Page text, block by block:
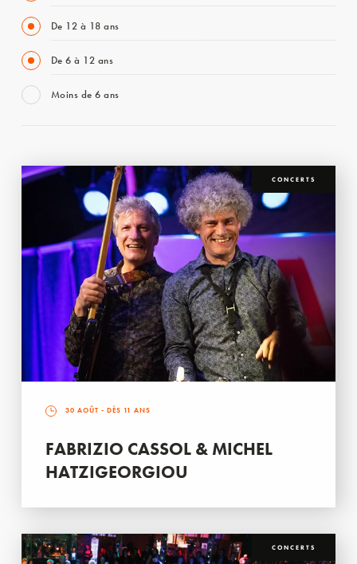
De 12 à 18 ans
De 6 à 12 ans
Moins de 6 ans
CONCERTS
30 AOÛT - DÈS 11 ANS
FABRIZIO CASSOL & MICHEL
HATZIGEORGIOU
CONCERTS